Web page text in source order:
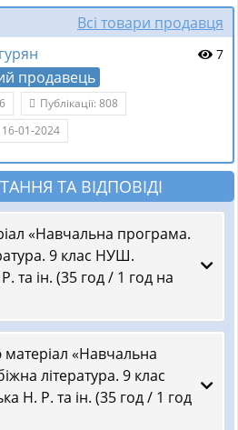
Всі товари продавця
продавець
7
Публікації: 808
16-01-2024
ТА ВІДПОВІДІ
«Навчальна програма.
9 клас НУШ.
та ін. (35 год / 1 год на
«Навчальна
література. 9 клас
Н. Р. та ін. (35 год / 1 год